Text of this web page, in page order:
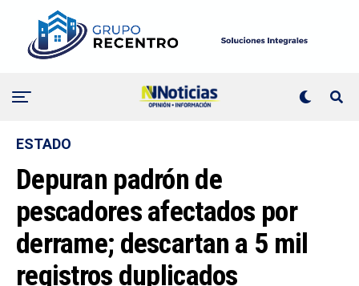
ESTADO
Depuran padrón de
pescadores afectados por
derrame; descartan a 5 mil
registros duplicados